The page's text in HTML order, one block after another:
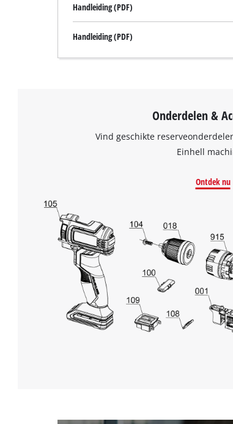
Handleiding (PDF)
Handleiding (PDF)
Onderdelen &
Vind geschikte
Einhell
Ontdek nu